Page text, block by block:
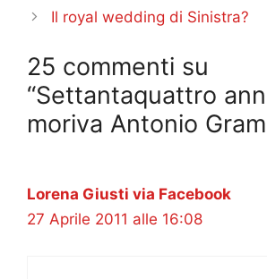
Il royal wedding di Sinistra?
25 commenti su
“Settantaquattro
moriva Antonio
Lorena Giusti via Facebook
27 Aprile 2011 alle 16:08